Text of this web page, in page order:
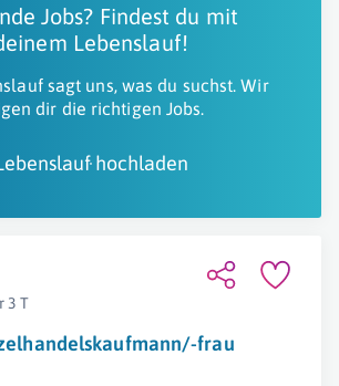
Jobs? Findest du mit
Lebenslauf!
sagt uns, was du suchst. Wir
dir die richtigen Jobs.
hochladen
3 T
frau